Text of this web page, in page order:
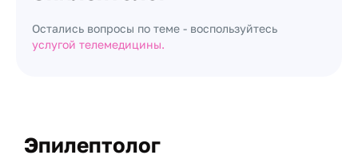
Остались вопросы по теме - воспользуйтесь
услугой телемедицины.
Эпилептолог